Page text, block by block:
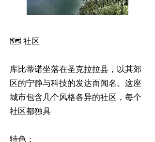
🗺️ 社区
库比蒂诺坐落在圣克拉拉县，以其郊
区的宁静与科技的发达而闻名。这座
城市包含几个风格各异的社区，每个
社区都独具
特色：